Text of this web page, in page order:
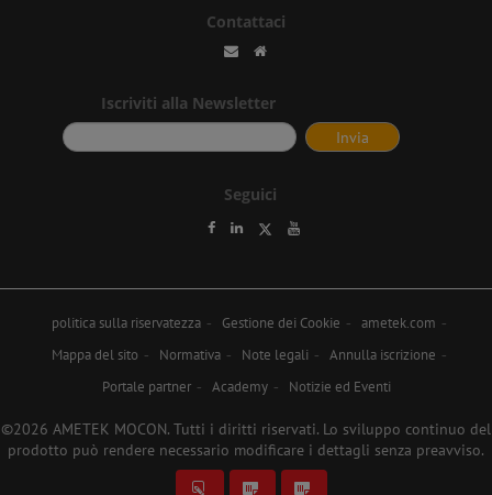
Contattaci
Iscriviti alla Newsletter
Seguici
politica sulla riservatezza Gestione dei Cookie
ametek.com
Mappa del sito
Normativa Note legali
Annulla iscrizione
Portale partner
Academy Notizie ed Eventi
©2026 AMETEK MOCON. Tutti i diritti riservati. Lo sviluppo continuo del
prodotto può rendere necessario modificare i dettagli senza preavviso.